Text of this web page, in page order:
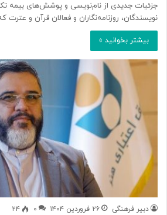
جزئیات جدیدی از نام‌نویسی و پوشش‌های بیمه
نویسندگان، روزنامه‌نگاران و فعالان قرآن و عترت
بیشتر بخوانید »
دبیر فرهنگی ۲۶ فروردین ۱۴۰۴ ۰ ۲۴